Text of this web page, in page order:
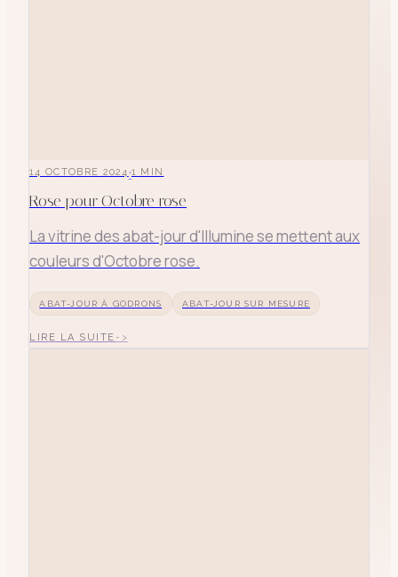
14 OCTOBRE 2024·1 MIN
Rose pour Octobre rose
La vitrine des abat-jour d'Illumine se mettent aux
couleurs d'Octobre rose.
ABAT-JOUR À GODRONS ABAT-JOUR SUR MESURE
LIRE LA SUITE